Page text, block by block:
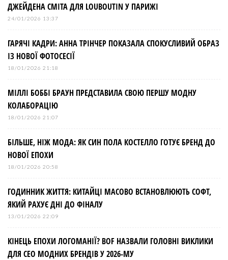
ДЖЕЙДЕНА СМІТА ДЛЯ LOUBOUTIN У ПАРИЖІ
24/01/2026 13:37
ГАРЯЧІ КАДРИ: АННА ТРІНЧЕР ПОКАЗАЛА СПОКУСЛИВИЙ ОБРАЗ
ІЗ НОВОЇ ФОТОСЕСІЇ
18/01/2026 21:18
МІЛЛІ БОББІ БРАУН ПРЕДСТАВИЛА СВОЮ ПЕРШУ МОДНУ
КОЛАБОРАЦІЮ
18/01/2026 21:07
БІЛЬШЕ, НІЖ МОДА: ЯК СИН ПОЛА КОСТЕЛЛО ГОТУЄ БРЕНД ДО
НОВОЇ ЕПОХИ
18/01/2026 20:58
ГОДИННИК ЖИТТЯ: КИТАЙЦІ МАСОВО ВСТАНОВЛЮЮТЬ СОФТ,
ЯКИЙ РАХУЄ ДНІ ДО ФІНАЛУ
13/01/2026 22:09
КІНЕЦЬ ЕПОХИ ЛОГОМАНІЇ? BOF НАЗВАЛИ ГОЛОВНІ ВИКЛИКИ
ДЛЯ СЕО МОДНИХ БРЕНДІВ У 2026-МУ